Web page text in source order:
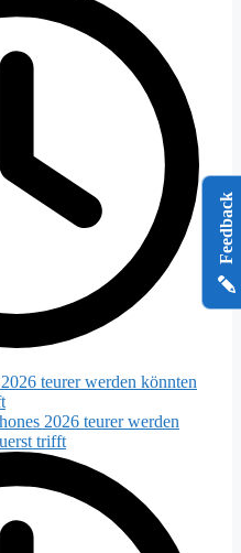
2026 teurer werden
trifft
Feedback